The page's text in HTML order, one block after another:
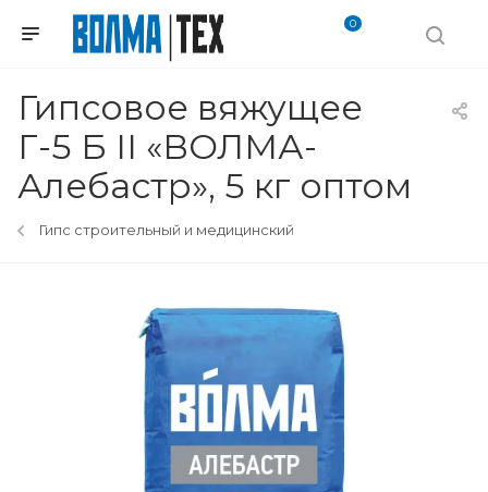
0
Гипсовое вяжущее
Г-5 Б II «ВОЛМА-
Алебастр», 5 кг оптом
Гипс строительный и медицинский